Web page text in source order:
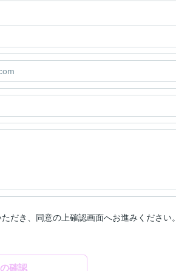
だき、同意の上確認画面へお進みください。
確認